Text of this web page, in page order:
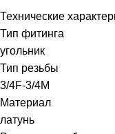
Технические
Тип фитинга
угольник
Тип резьбы
3/4F-3/4M
Материал
латунь